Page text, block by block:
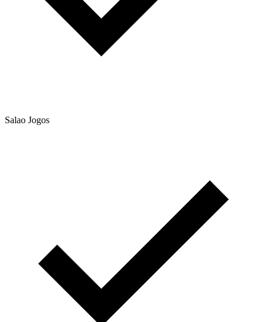
Salao Jogos